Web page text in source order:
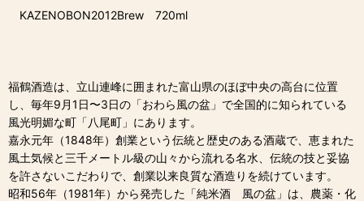
KAZENOBON2012Brew 720ml
福鶴酒造は、立山連峰に囲まれた富山県のほぼ中央の高台に位置
し、毎年9月1日〜3日の「おわら風の盆」で全国的に知られている
風光明媚な町「八尾町」にあります。
嘉永元年（1848年）創業という伝統と歴史のある酒蔵で、恵まれた
風土気候と三千メートル級の山々から流れる名水、伝統の技と妥協
を許さないこだわりで、創業以来良質な酒造りを続けています。
昭和56年（1981年）から発売した「純米酒 風の盆」は、農薬・化